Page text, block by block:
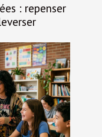
: repenser